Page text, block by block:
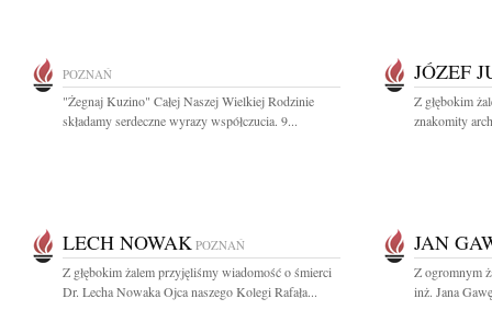
POZNAŃ
"Żegnaj Kuzino" Całej Naszej Wielkiej Rodzinie
składamy serdeczne wyrazy współczucia. 9...
JÓZEF
Z głębokim
znakomity
LECH NOWAK POZNAŃ
Z głębokim żalem przyjęliśmy wiadomość o śmierci
Dr. Lecha Nowaka Ojca naszego Kolegi Rafała...
JAN
Z ogromnym
inż. Jana